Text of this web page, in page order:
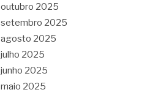
outubro 2025
setembro 2025
agosto 2025
julho 2025
junho 2025
maio 2025